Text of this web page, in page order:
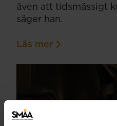
även att tidsmässigt
säger han.
Läs mer